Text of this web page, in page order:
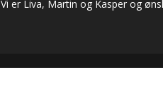
Vi er Liva, Martin og Kasper og